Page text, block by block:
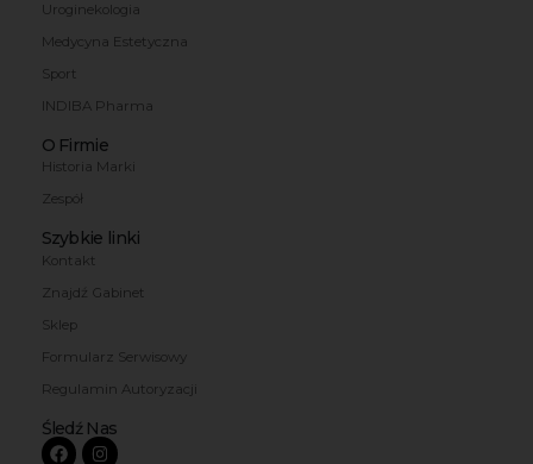
Uroginekologia
Medycyna Estetyczna
Sport
INDIBA Pharma
O Firmie
Historia Marki
Zespół
Szybkie linki
Kontakt
Znajdź Gabinet
Sklep
Formularz Serwisowy
Regulamin Autoryzacji
Śledź Nas